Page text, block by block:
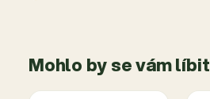
Mohlo by se vám líbit